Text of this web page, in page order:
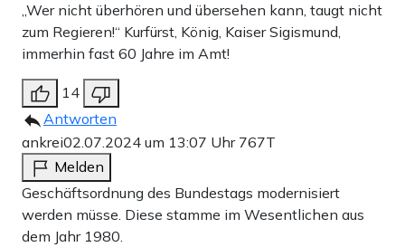
„Wer nicht überhören und übersehen kann, taugt nicht
zum Regieren!“ Kurfürst, König, Kaiser Sigismund,
immerhin fast 60 Jahre im Amt!
14
Antworten
ankrei02.07.2024 um 13:07 Uhr 767T
Melden
Geschäftsordnung des Bundestags modernisiert
werden müsse. Diese stamme im Wesentlichen aus
dem Jahr 1980.